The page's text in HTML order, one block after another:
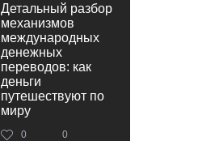
Детальный разбор
механизмов
международных
денежных
переводов: как
деньги
путешествуют по
миру
0 0